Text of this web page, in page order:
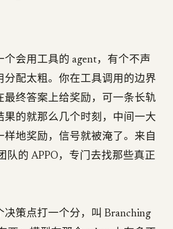
会用工具的 agent，有个不声
分配太粗。你在工具调用的边界
最终答案上给奖励，可一条长轨
果的就那么几个时刻，中间一大
样地奖励，信号就被淹了。来自
队的 APPO，专门去找那些真正
策点打一个分，叫 Branching